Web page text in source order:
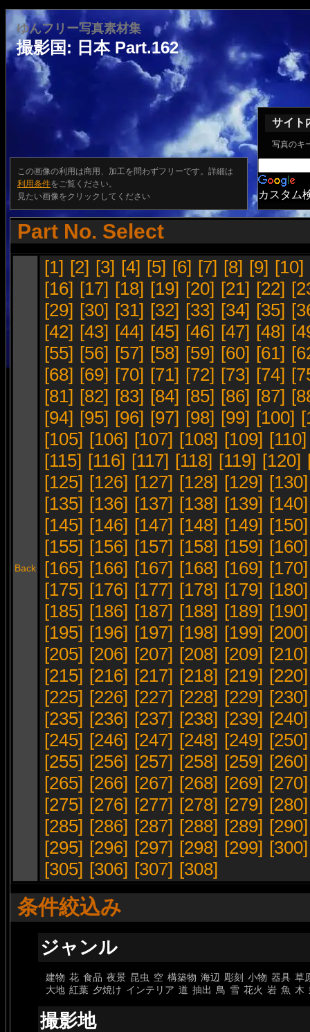
ゆんフリー写真素材集
撮影国: 日本 Part.162
この画像の利用は商用、加工を問わずフリーです。詳細は
利用条件をご覧ください。
見たい画像をクリックしてください
サイト
写真のキ
カスタム
Part No. Select
Back
[1] [2] [3] [4] [5] [6] [7] [8] [9] [10]
[16] [17] [18] [19] [20] [21] [22]
[29] [30] [31] [32] [33] [34] [35]
[42] [43] [44] [45] [46] [47] [48]
[55] [56] [57] [58] [59] [60] [61]
[68] [69] [70] [71] [72] [73] [74]
[81] [82] [83] [84] [85] [86] [87]
[94] [95] [96] [97] [98] [99] [100]
[105] [106] [107] [108] [109] [110]
[115] [116] [117] [118] [119] [120]
[125] [126] [127] [128] [129] [130]
[135] [136] [137] [138] [139] [140]
[145] [146] [147] [148] [149] [150]
[155] [156] [157] [158] [159] [160]
[165] [166] [167] [168] [169] [170]
[175] [176] [177] [178] [179] [180]
[185] [186] [187] [188] [189] [190]
[195] [196] [197] [198] [199] [200]
[205] [206] [207] [208] [209] [210]
[215] [216] [217] [218] [219] [220]
[225] [226] [227] [228] [229] [230]
[235] [236] [237] [238] [239] [240]
[245] [246] [247] [248] [249] [250]
[255] [256] [257] [258] [259] [260]
[265] [266] [267] [268] [269] [270]
[275] [276] [277] [278] [279] [280]
[285] [286] [287] [288] [289] [290]
[295] [296] [297] [298] [299] [300]
[305] [306] [307] [308]
条件絞込み
ジャンル
建物 花 食品 夜景 昆虫 空 構築物 海辺 彫刻 小物 器具 草
大地 紅葉 夕焼け インテリア 道 抽出 鳥 雪 花火 岩 魚 木
撮影地